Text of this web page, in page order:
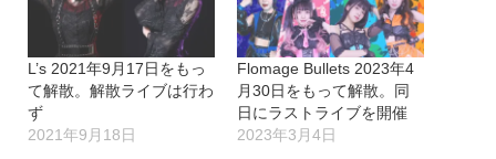
中…
L’s 2021年9月17日をもっ
て解散。解散ライブは行わ
ず
2021年9月18日
Flomage Bullets 2023年4
月30日をもって解散。同
日にラストライブを開催
2023年3月4日